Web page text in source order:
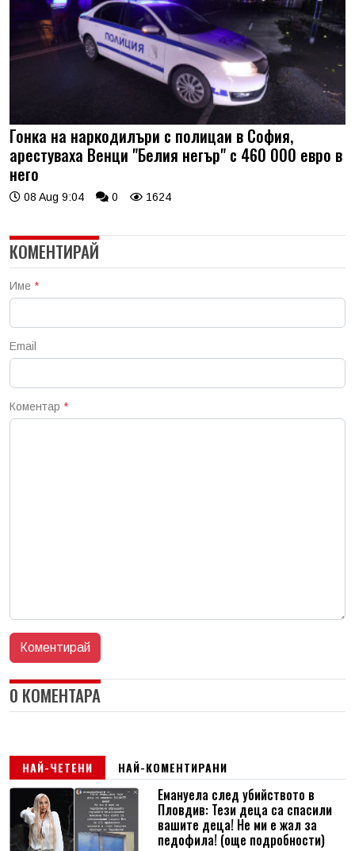
Гонка на наркодилъри с полицаи в София,
арестуваха Венци "Белия негър" с 460 000 евро в
него
08 Aug 9:04 0 1624
КОМЕНТИРАЙ
Име *
Email
Коментар *
0 КОМЕНТАРА
НАЙ-ЧЕТЕНИ НАЙ-КОМЕНТИРАНИ
Емануела след убийството в
Пловдив: Тези деца са спасили
вашите деца! Не ми е жал за
педофила! (още подробности)